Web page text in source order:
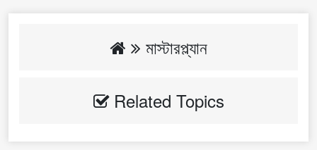
মাস্টারপ্ল্যান
Related Topics